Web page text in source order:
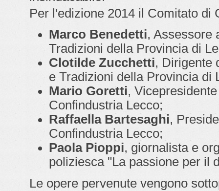
Per l'edizione 2014 il Comitato di
Marco Benedetti, Assessore
Tradizioni della Provincia di
Clotilde Zucchetti, Dirigente
e Tradizioni della Provincia di
Mario Goretti,
Confindustria Lecco;
Raffaella Bartesaghi,
Confindustria Lecco;
Paola Pioppi, giornalista e
poliziesca "La passione per il
Le opere pervenute vengono